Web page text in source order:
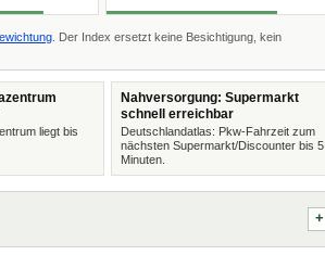
. Der Index ersetzt keine Besichtigung, kein
liegt bis
Nahversorgung: Supermarkt
schnell erreichbar
Deutschlandatlas: Pkw-Fahrzeit zum
nächsten Supermarkt/Discounter bis 5
Minuten.